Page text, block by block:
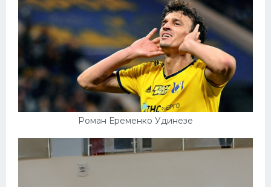
Роман Еременко Удинезе